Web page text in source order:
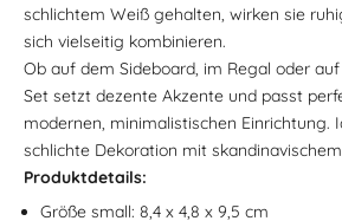
schlichtem Weiß gehalten, wirken sie
sich vielseitig kombinieren.
Ob auf dem Sideboard, im Regal oder
Set setzt dezente Akzente und passt
modernen, minimalistischen Einrichtung.
schlichte Dekoration mit
Produktdetails:
Größe small: 8,4 x 4,8 x 9,5 cm